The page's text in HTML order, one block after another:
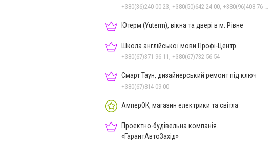
+380(36)240-00-23, +380(50)642-24-00, +380(96)408-76-50, +380(98)705-00-23
Ютерм (Yuterm), вікна та двері в м. Рівне
Школа англійської мови Профі-Центр
+380(67)371-96-11, +380(67)732-56-54
Смарт Таун, дизайнерський ремонт під ключ
+380(67)814-09-00
АмперОК, магазин електрики та світла
Проектно-будівельна компанія.
«ГарантАвтоЗахід»